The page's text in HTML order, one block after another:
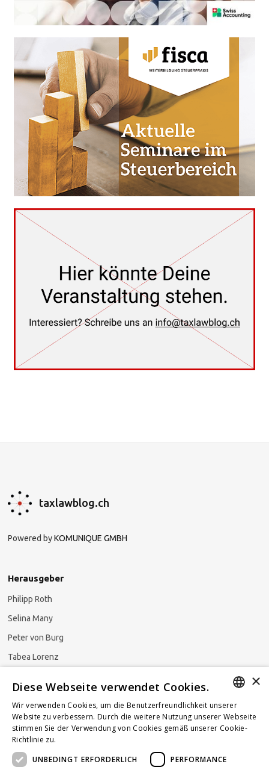
taxlawblog.ch
Powered byKOMUNIQUE GMBH
Herausgeber
Philipp Roth
Selina Many
Peter von Burg
Tabea Lorenz
Newsletter abonnieren
GERMAN
FRENCH
×
Diese Webseite verwendet Cookies.
Wir verwenden Cookies, um die Benutzerfreundlichkeit unserer
Website zu verbessern. Durch die weitere Nutzung unserer Webseite
stimmen Sie der Verwendung von Cookies gemäß unserer Cookie-
Richtlinie zu.
UNBEDINGT ERFORDERLICH
PERFORMANCE